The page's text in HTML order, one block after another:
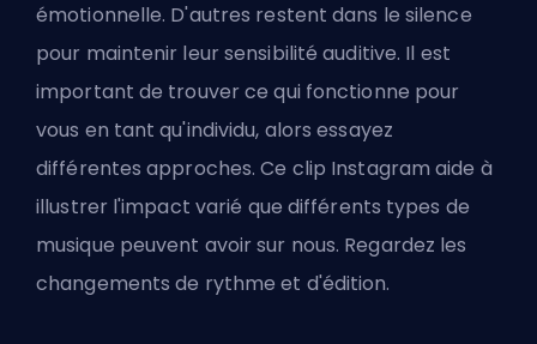
émotionnelle. D'autres restent dans le silence
pour maintenir leur sensibilité auditive. Il est
important de trouver ce qui fonctionne pour
vous en tant qu'individu, alors essayez
différentes approches.Ce clip Instagram aide à
illustrer l'impact varié que différents types de
musique peuvent avoir sur nous. Regardez les
changements de rythme et d'édition.